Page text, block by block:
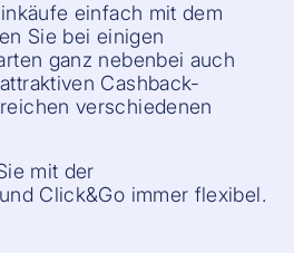
einfach mit dem
Sie bei einigen
ganz nebenbei auch
Cashback-
verschiedenen
mit der
Click&Go immer flexibel.